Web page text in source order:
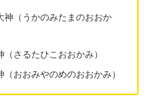
神（うかのみたまのおおか
（さるたひこおおかみ）
（おおみやのめのおおかみ）